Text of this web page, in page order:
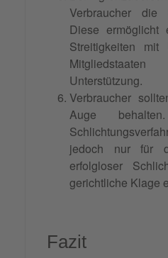
Verbraucher die
Diese ermöglicht
Streitigkeiten mit
Unterstützung.
Verbraucher
Auge
jedoch nur für
erfolgloser
gerichtliche Klage
Fazit